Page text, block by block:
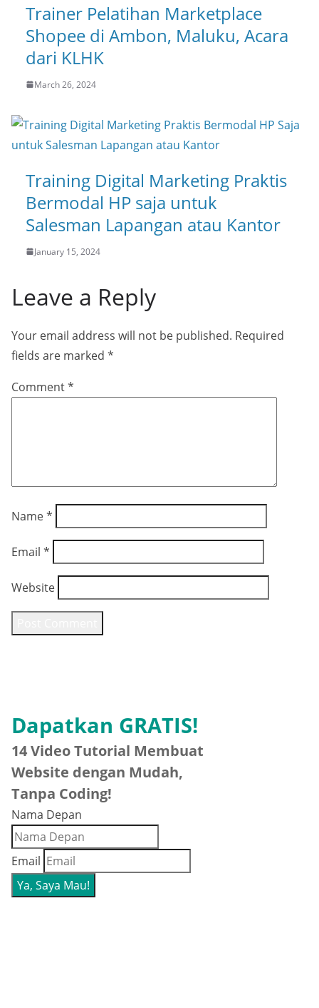
Trainer Pelatihan Marketplace
Shopee di Ambon, Maluku, Acara
dari KLHK
March 26, 2024
Training Digital Marketing Praktis
Bermodal HP saja untuk
Salesman Lapangan atau Kantor
January 15, 2024
Leave a Reply
Your email address will not be published. Required
fields are marked *
Comment*
Name*
Email *
Website
Dapatkan GRATIS!
14 Video Tutorial Membuat
Website dengan Mudah,
Tanpa Coding!
Nama Depan
Email